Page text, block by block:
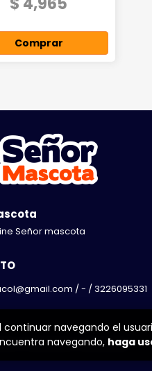
Comprar
Señor mascota
/ - / 3226095331
los derechos reservados
continuar navegando el
navegando, haga